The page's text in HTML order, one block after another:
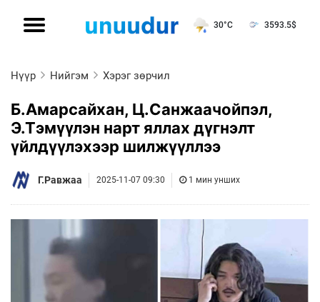
30°C 3593.5$
Нүүр Нийгэм Хэрэг зөрчил
Б.Амарсайхан, Ц.Санжаачойпэл,
Э.Тэмүүлэн нарт яллах дүгнэлт
үйлдүүлэхээр шилжүүллээ
Г.Равжаа 2025-11-07 09:30 1 мин унших